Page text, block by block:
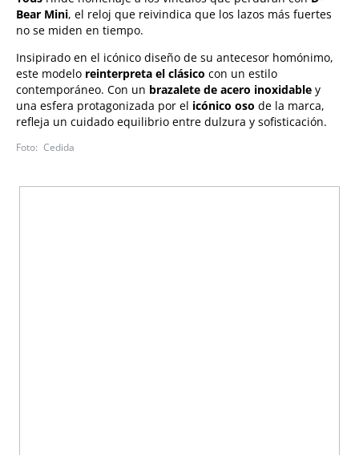
Bear Mini, el reloj que reivindica que los lazos más fuertes
no se miden en tiempo.
Insipirado en el icónico diseño de su antecesor homónimo,
este modelo reinterpreta el clásico con un estilo
contemporáneo. Con un brazalete de acero inoxidable y
una esfera protagonizada por el icónico oso de la marca,
refleja un cuidado equilibrio entre dulzura y sofisticación.
Cedida